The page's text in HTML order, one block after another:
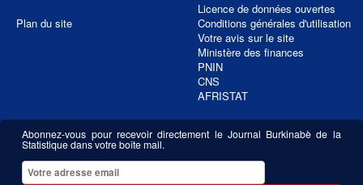
Plan du site
Licence de données ouvertes
Conditions générales d'utilisation
Votre avis sur le site
Ministère des finances
PNIN
CNS
AFRISTAT
Abonnez-vous pour recevoir directement le Journal Burkinabè de la
Statistique dans votre boîte mail.